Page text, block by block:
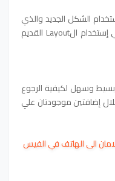
الشكل الجديد والذي
أراه شخصياً غير مُناسب لمن تعودوا علي إستخدام الLayout القديم
وسهل لكيفية الرجوع
إضافتين موجودتان علي
الى الهاتف في الفيس